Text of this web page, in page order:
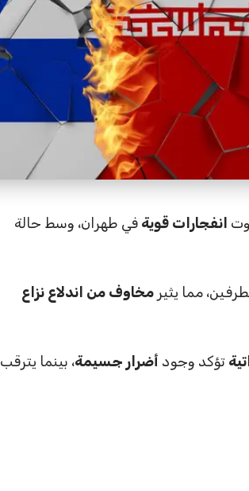
انفجارات قوية في طهران، وسط حالة
مما يثير مخاوف من اندلاع نزاع
تؤكد وجود أضرار جسيمة، بينما يترقب